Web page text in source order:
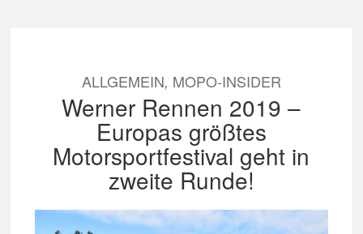
ALLGEMEIN, MOPO-INSIDER
Werner Rennen 2019 –
Europas größtes
Motorsportfestival geht in
zweite Runde!